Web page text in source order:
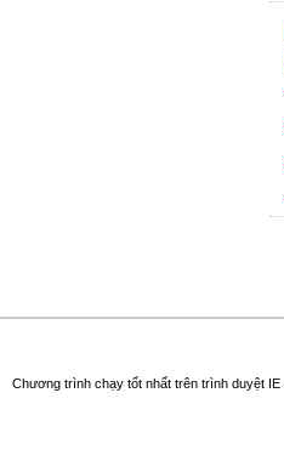
Chương trình chạy tốt nhất trên trình duyệt